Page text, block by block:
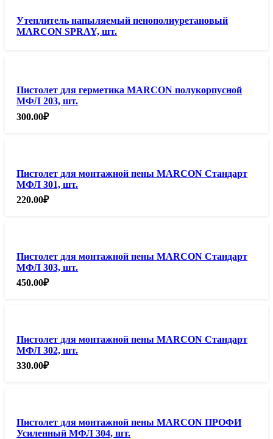
Утеплитель напыляемый пенополиуретановый
MARCON SPRAY, шт.
Пистолет для герметика MARCON полукорпусной
МФЛ 203, шт.
300.00₽
Пистолет для монтажной пены MARCON Стандарт
МФЛ 301, шт.
220.00₽
Пистолет для монтажной пены MARCON Стандарт
МФЛ 303, шт.
450.00₽
Пистолет для монтажной пены MARCON Стандарт
МФЛ 302, шт.
330.00₽
Пистолет для монтажной пены MARCON ПРОФИ
Усиленный МФЛ 304, шт.